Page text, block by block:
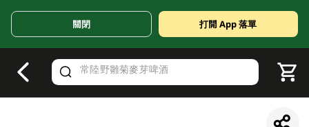
Valid Until 30 June 2026
關閉 打開 App 落單